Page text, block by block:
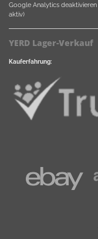
Google Analytics deaktivieren
aktiv)
YERD Lager-Verkauf
Kauferfahrung: